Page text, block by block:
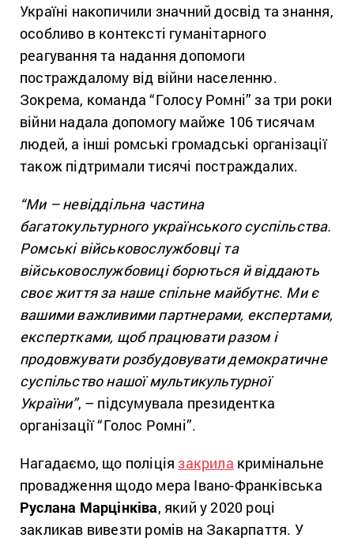
Україні накопичили значний досвід та знання,
особливо в контексті гуманітарного
реагування та надання допомоги
постраждалому від війни населенню.
Зокрема, команда “Голосу Ромні” за три роки
війни надала допомогу майже 106 тисячам
людей, а інші ромські громадські організації
також підтримали тисячі постраждалих.
“Ми – невіддільна частина
багатокультурного українського суспільства.
Ромські військовослужбовці та
військовослужбовиці борються й віддають
своє життя за наше спільне майбутнє. Ми є
вашими важливими партнерами, експертами,
експертками, щоб працювати разом і
продовжувати розбудовувати демократичне
суспільство нашої мультикультурної
України”, – підсумувала президентка
організації “Голос Ромні”.
Нагадаємо, що поліціязакрила кримінальне
провадження щодо мера Івано-Франківська
Руслана Марцінківа, який у 2020 році
закликав вивезти ромів на Закарпаття. У